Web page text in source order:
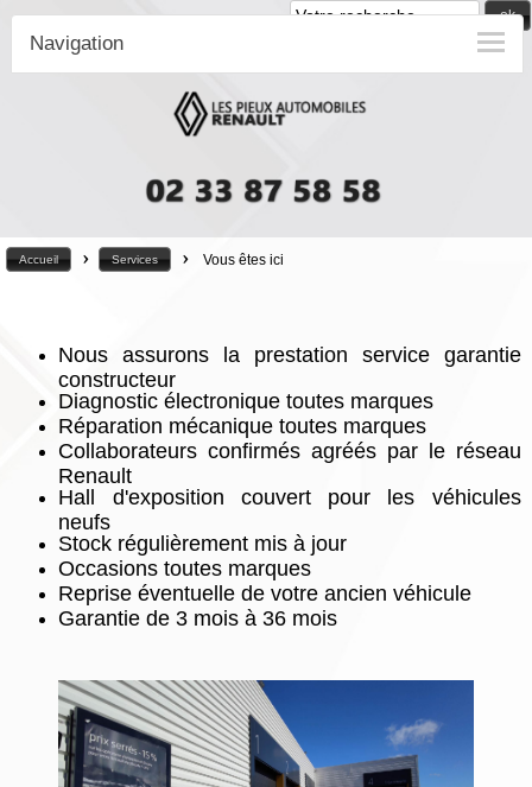
ok
Navigation
Accueil > Services > Vous êtes ici
Nous assurons la prestation service garantie
constructeur
Diagnostic électronique toutes marques
Réparation mécanique toutes marques
Collaborateurs confirmés agréés par le réseau
Renault
Hall d'exposition couvert pour les véhicules
neufs
Stock régulièrement mis à jour
Occasions toutes marques
Reprise éventuelle de votre ancien véhicule
Garantie de 3 mois à 36 mois